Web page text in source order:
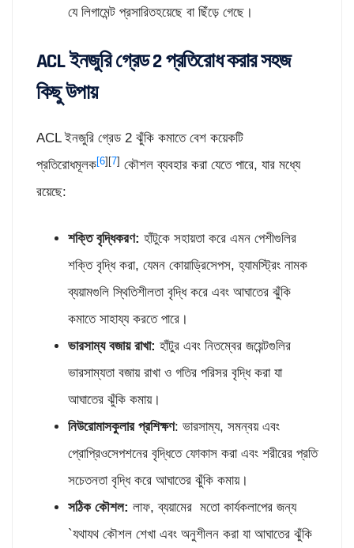
যে লিগামেন্ট প্রসারিতহয়েছে বা ছিঁড়ে গেছে।
ACL ইনজুরি গ্রেড 2 প্রতিরোধ করার সহজ
কিছু উপায়
ACL ইনজুরি গ্রেড 2 ঝুঁকি কমাতে বেশ কয়েকটি
প্রতিরোধমূলক[6][7] কৌশল ব্যবহার করা যেতে পারে, যার মধ্যে
রয়েছে:
শক্তি বৃদ্ধিকরণ: হাঁটুকে সহায়তা করে এমন পেশীগুলির
শক্তি বৃদ্ধি করা, যেমন কোয়াড্রিসেপস, হ্যামস্ট্রিং নামক
ব্যয়ামগুলি স্থিতিশীলতা বৃদ্ধি করে এবং আঘাতের ঝুঁকি
কমাতে সাহায্য করতে পারে।
ভারসাম্য বজায় রাখা: হাঁটুর এবং নিতম্বের জয়েন্টগুলির
ভারসাম্যতা বজায় রাখা ও গতির পরিসর বৃদ্ধি করা যা
আঘাতের ঝুঁকি কমায়।
নিউরোমাসকুলার প্রশিক্ষণ: ভারসাম্য, সমন্বয় এবং
প্রোপ্রিওসেপশনের বৃদ্ধিতে ফোকাস করা এবং শরীরের প্রতি
সচেতনতা বৃদ্ধি করে আঘাতের ঝুঁকি কমায়।
সঠিক কৌশল: লাফ, ব্যয়ামের মতো কার্যকলাপের জন্য
`যথাযথ কৌশল শেখা এবং অনুশীলন করা যা আঘাতের ঝুঁকি